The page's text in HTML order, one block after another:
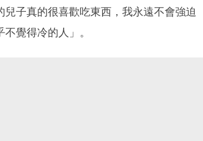
子真的很喜歡吃東西，我永遠不會強迫
覺得冷的人」。